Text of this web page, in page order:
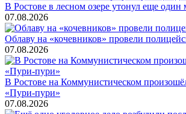
В Ростове в лесном озере утонул еще один
07.08.2026
Облаву на «кочевников» провели
07.08.2026
В Ростове на Коммунистическом
«Пури-пури»
07.08.2026